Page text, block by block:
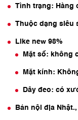
Tình trạng: Hàng
Thuộc dạng siêu
Like new 98%
Mặt số: không
Mặt kính:
Dây đeo: có
Bản nội địa Nhật.,